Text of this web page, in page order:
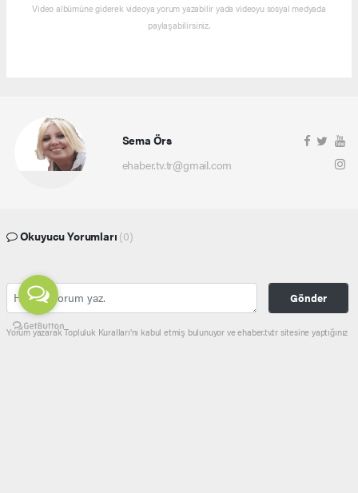
Video albümüne giderek videoya yorum yazabilir yada videoyu sosyal medyada
paylaşabilirsiniz.
Sema Örs
ehaber.tv.tr@gmail.com
Okuyucu Yorumları (0)
Gönder
Yorum yazarak Topluluk Kuralları’nı kabul etmiş bulunuyor ve ehaber.tv.tr sitesine yaptığınız